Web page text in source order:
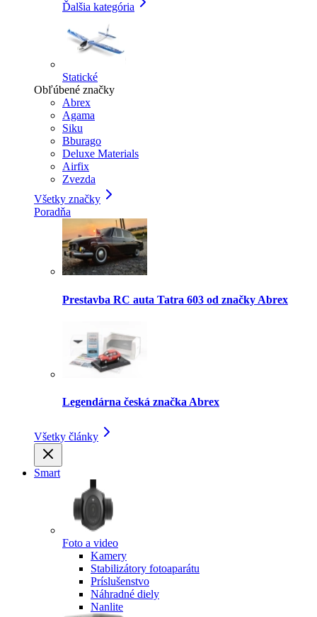
Ďalšia kategória
Statické
Obľúbené značky
Abrex
Agama
Siku
Bburago
Deluxe Materials
Airfix
Zvezda
Všetky značky
Poradňa
Prestavba RC auta Tatra 603 od značky Abrex
Legendárna česká značka Abrex
Všetky články
Smart
Foto a video
Kamery
Stabilizátory fotoaparátu
Príslušenstvo
Náhradné diely
Nanlite